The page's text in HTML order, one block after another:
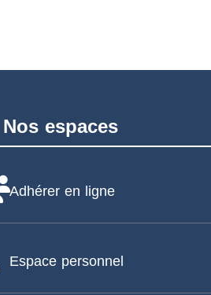
Nos espaces
Adhérer en ligne
Espace personnel